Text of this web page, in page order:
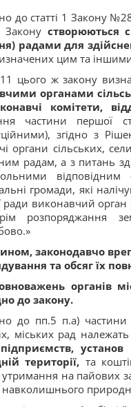
до статті 1 Закону
Закону створюються
радами для
цим та
цього ж закону
органами
комітети,
частини першої
згідно з
органи сільських,
радам, а з питань
громади, які
ради виконавчий
розпоряджання
законодавчо
та обсяг їх
органів
до закону.
до пп.5 п.а)
міських рад
території, та
на пайових